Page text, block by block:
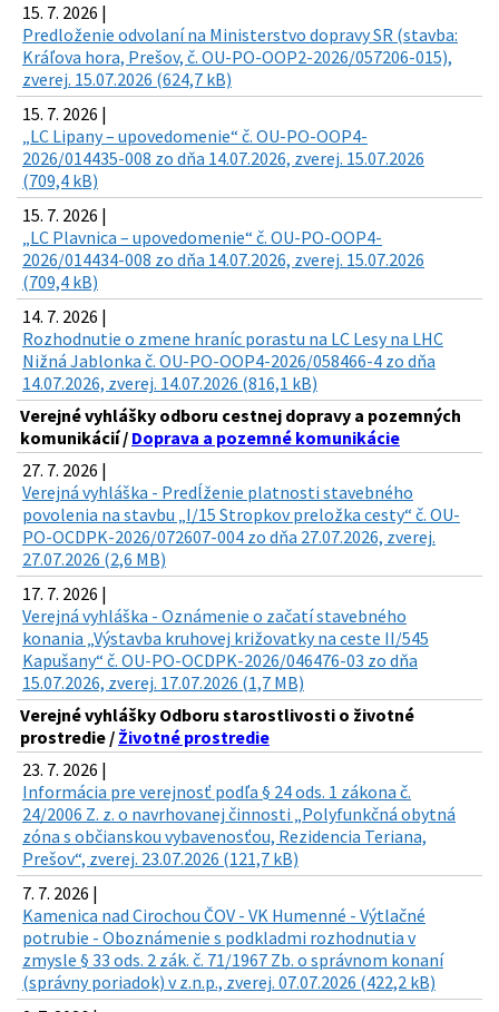
15. 7. 2026 |
Predloženie odvolaní na Ministerstvo dopravy SR (stavba:
Kráľova hora, Prešov, č. OU-PO-OOP2-2026/057206-015),
zverej. 15.07.2026 (624,7 kB)
15. 7. 2026 |
„LC Lipany – upovedomenie“ č. OU-PO-OOP4-
2026/014435-008 zo dňa 14.07.2026, zverej. 15.07.2026
(709,4 kB)
15. 7. 2026 |
„LC Plavnica – upovedomenie“ č. OU-PO-OOP4-
2026/014434-008 zo dňa 14.07.2026, zverej. 15.07.2026
(709,4 kB)
14. 7. 2026 |
Rozhodnutie o zmene hraníc porastu na LC Lesy na LHC
Nižná Jablonka č. OU-PO-OOP4-2026/058466-4 zo dňa
14.07.2026, zverej. 14.07.2026 (816,1 kB)
Verejné vyhlášky odboru cestnej dopravy a pozemných
komunikácií / Doprava a pozemné komunikácie
27. 7. 2026 |
Verejná vyhláška - Predĺženie platnosti stavebného
povolenia na stavbu „I/15 Stropkov preložka cesty“ č. OU-
PO-OCDPK-2026/072607-004 zo dňa 27.07.2026, zverej.
27.07.2026 (2,6 MB)
17. 7. 2026 |
Verejná vyhláška - Oznámenie o začatí stavebného
konania „Výstavba kruhovej križovatky na ceste II/545
Kapušany“ č. OU-PO-OCDPK-2026/046476-03 zo dňa
15.07.2026, zverej. 17.07.2026 (1,7 MB)
Verejné vyhlášky Odboru starostlivosti o životné
prostredie / Životné prostredie
23. 7. 2026 |
Informácia pre verejnosť podľa § 24 ods. 1 zákona č.
24/2006 Z. z. o navrhovanej činnosti „Polyfunkčná obytná
zóna s občianskou vybavenosťou, Rezidencia Teriana,
Prešov“, zverej. 23.07.2026 (121,7 kB)
7. 7. 2026 |
Kamenica nad Cirochou ČOV - VK Humenné - Výtlačné
potrubie - Oboznámenie s podkladmi rozhodnutia v
zmysle § 33 ods. 2 zák. č. 71/1967 Zb. o správnom konaní
(správny poriadok) v z.n.p., zverej. 07.07.2026 (422,2 kB)